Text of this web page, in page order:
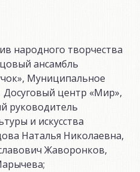
народного творчества
ансамбль
Муниципальное
центр «Мир»,
руководитель
и искусства
Наталья Николаевна,
Жаворонков,